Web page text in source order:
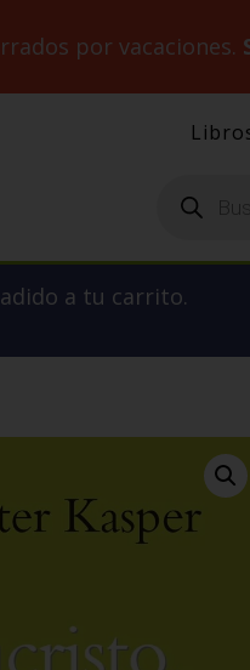
por vacaciones.
productos
a tu carrito.